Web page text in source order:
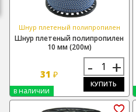
Шнур плетеный полипропилен
Шнур плетеный полипропилен
10 мм (200м)
31 ₽ - +
КУПИТЬ
в наличии